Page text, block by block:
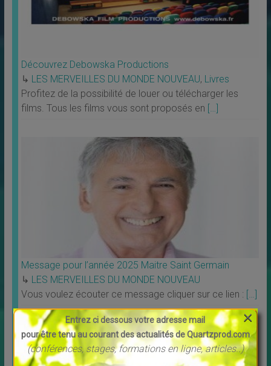
Découvrez Debowska Productions
↳ LES MERVEILLES DU MONDE NOUVEAU, Livres
Profitez de la possibilité de louer ou télécharger les
films. Tous les films vous sont proposés en […]
Message pour l’année 2025 Maitre Saint Germain
↳ LES MERVEILLES DU MONDE NOUVEAU
Vous voulez écouter ce message cliquer sur ce lien : […]
Entrez ci dessous votre adresse mail
pour être tenu au courant des actualités de Quartzprod.com
(conférences, stages, formations en ligne, articles..)
×